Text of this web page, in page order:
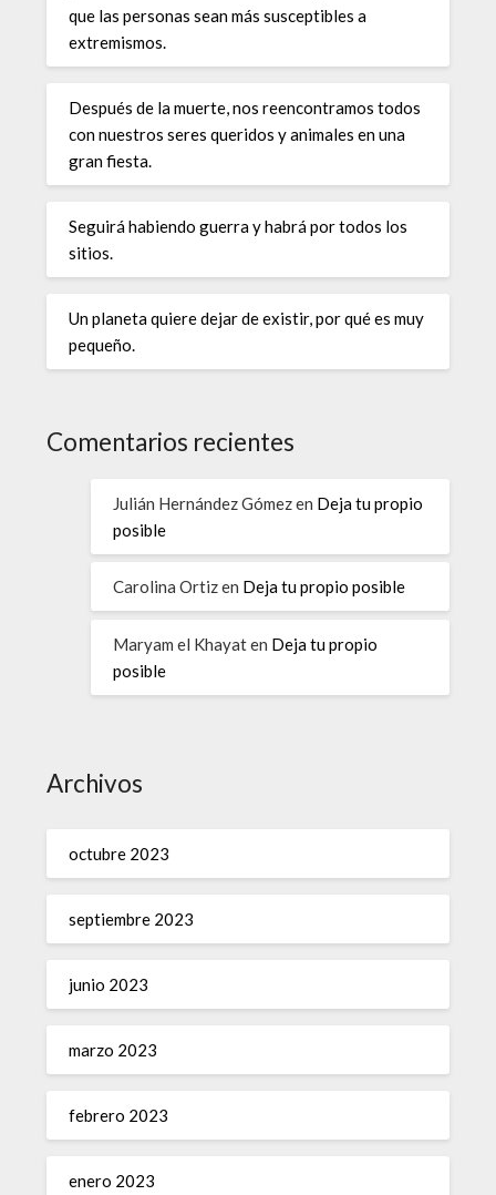
que las personas sean más susceptibles a
extremismos.
Después de la muerte, nos reencontramos todos
con nuestros seres queridos y animales en una
gran fiesta.
Seguirá habiendo guerra y habrá por todos los
sitios.
Un planeta quiere dejar de existir, por qué es muy
pequeño.
Comentarios recientes
Julián Hernández Gómezen Deja tu propio
posible
Carolina Ortizen Deja tu propio posible
Maryam el Khayaten Deja tu propio
posible
Archivos
octubre 2023
septiembre 2023
junio 2023
marzo 2023
febrero 2023
enero 2023